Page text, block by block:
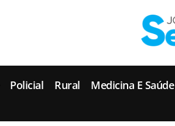
Policial Rural Medicina E Saúde